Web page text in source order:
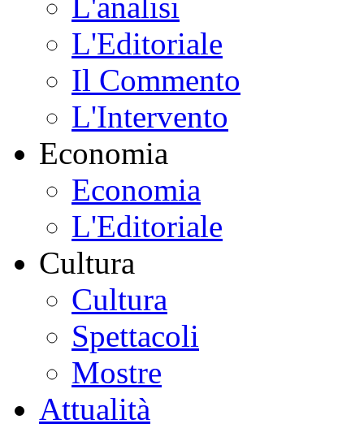
L'Editoriale
Il Commento
L'Intervento
Economia
Economia
L'Editoriale
Cultura
Cultura
Spettacoli
Mostre
Attualità